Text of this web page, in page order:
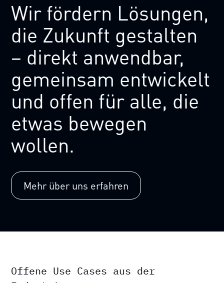
Wir fördern Lösungen,
die Zukunft gestalten
– direkt anwendbar,
gemeinsam entwickelt
und offen für alle, die
etwas bewegen
wollen.
Mehr über uns erfahren
Offene Use Cases aus der